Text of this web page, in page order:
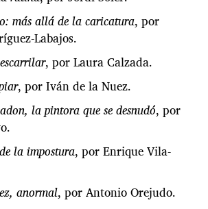
más allá de la caricatura, por
Labajos.
, por Laura Calzada.
, por Iván de la Nuez.
la pintora que se desnudó, por
la impostura, por Enrique Vila-
anormal, por Antonio Orejudo.